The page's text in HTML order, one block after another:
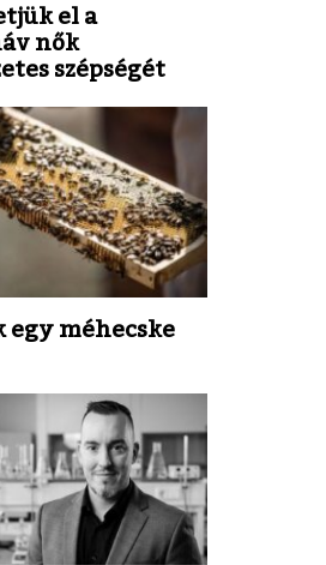
el a
nők
szépségét
méhecske